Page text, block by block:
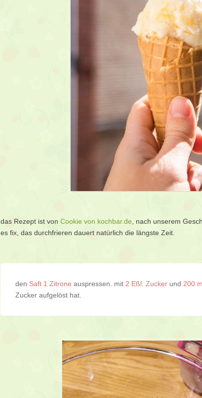
das Rezept ist von Cookie von kochbar.de , nach unserem
es fix, das durchfrieren dauert natürlich die längste Zeit.
den Saft 1 Zitrone auspressen. mit 2 Eßl. Zucker und 200
Zucker aufgelöst hat.